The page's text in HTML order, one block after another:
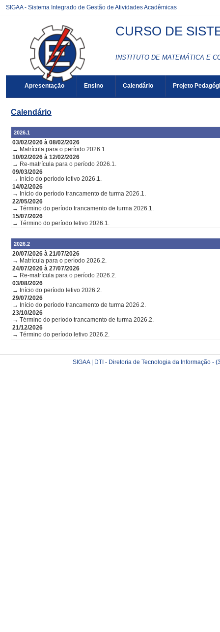
SIGAA - Sistema Integrado de Gestão de Atividades Acadêmicas
CURSO DE
INSTITUTO DE MATEMÁTICA E
Apresentação Ensino Calendário Projeto
Calendário
2026.1
03/02/2026 à 08/02/2026
→ Matrícula para o período 2026.1.
10/02/2026 à 12/02/2026
→ Re-matrícula para o período 2026.1.
09/03/2026
→ Início do período letivo 2026.1.
14/02/2026
→ Início do período trancamento de turma 2026.1.
22/05/2026
→ Término do período trancamento de turma 2026.1.
15/07/2026
→ Término do período letivo 2026.1.
2026.2
20/07/2026 à 21/07/2026
→ Matrícula para o período 2026.2.
24/07/2026 à 27/07/2026
→ Re-matrícula para o período 2026.2.
03/08/2026
→ Início do período letivo 2026.2.
29/07/2026
→ Início do período trancamento de turma 2026.2.
23/10/2026
→ Término do período trancamento de turma 2026.2.
21/12/2026
→ Término do período letivo 2026.2.
SIGAA | DTI - Diretoria de Tecnologia da Informação